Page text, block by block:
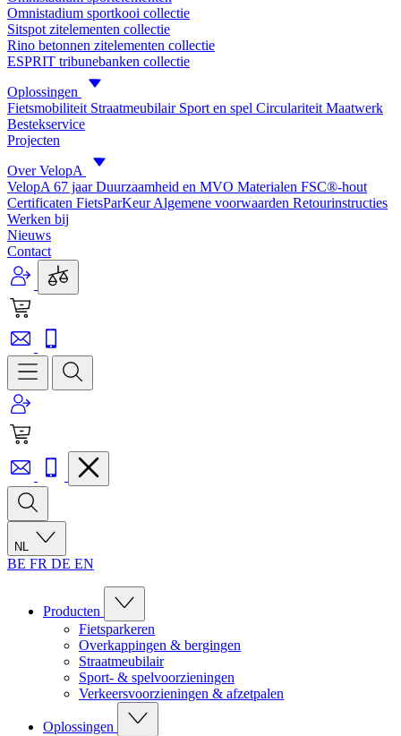
Omnistadium sportkooi collectie
Sitspot zitelementen collectie
Rino betonnen zitelementen collectie
ESPRIT tribunebanken collectie
Oplossingen
Fietsmobiliteit Straatmeubilair Sport en spel Circulariteit Maatwerk
Bestekservice
Projecten
Over VelopA
VelopA 67 jaarDuurzaamheid en MVO Materialen FSC®-hout
Certificaten FietsParKeurAlgemene voorwaarden Retourinstructies
Werken bij
Nieuws
Contact
NL
BE FR DE EN
Producten
Fietsparkeren
Overkappingen & bergingen
Straatmeubilair
Sport- & spelvoorzieningen
Verkeersvoorzieningen & afzetpalen
Oplossingen